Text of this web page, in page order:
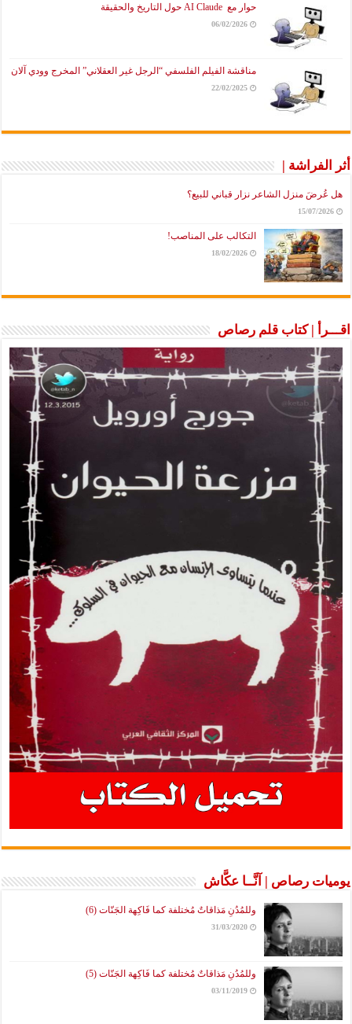
حوار مع AI Claude حول التاريخ والحقيقة
06/02/2026
مناقشة الفيلم الفلسفي “الرجل غير العقلاني” المخرج وودي آلان
22/02/2025
أثر الفراشة |
هل عُرضَ منزل الشاعر نزار قباني للبيع؟
15/07/2026
التكالب على المناصب!
18/02/2026
اقـــرأ | كتاب قلم رصاص
يوميات رصاص | آنَّــا عكَّاش
وللمُدُنِ مَذاقاتٌ مُختلفة كما فَاكِهة الجَنّات (6)
31/03/2020
وللمُدُنِ مَذاقاتٌ مُختلفة كما فَاكِهة الجَنّات (5)
03/11/2019